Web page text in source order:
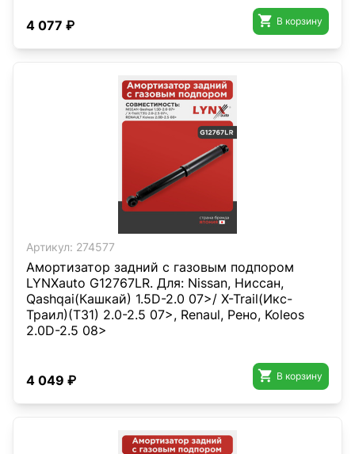
4 077 ₽  В корзину
Артикул: 274577
Амортизатор задний с газовым подпором
LYNXauto G12767LR. Для: Nissan, Ниссан,
Qashqai(Кашкай) 1.5D-2.0 07>/ X-Trail(Икс-
Траил)(T31) 2.0-2.5 07>, Renaul, Рено, Koleos
2.0D-2.5 08>
4 049 ₽  В корзину